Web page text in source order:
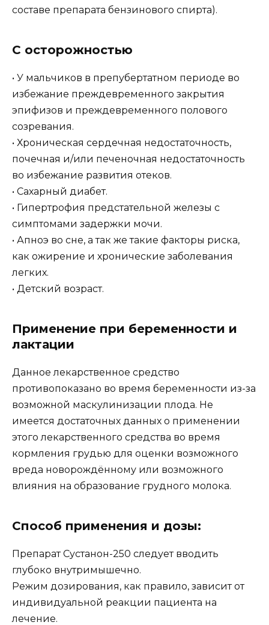
составе препарата бензинового спирта).
С осторожностью
• У мальчиков в препубертатном периоде во
избежание преждевременного закрытия
эпифизов и преждевременного полового
созревания.
• Хроническая сердечная недостаточность,
почечная и/или печеночная недостаточность
во избежание развития отеков.
• Сахарный диабет.
• Гипертрофия предстательной железы с
симптомами задержки мочи.
• Апноэ во сне, а так же такие факторы риска,
как ожирение и хронические заболевания
легких.
• Детский возраст.
Применение при беременности и
лактации
Данное лекарственное средство
противопоказано во время беременности из-за
возможной маскулинизации плода. Не
имеется достаточных данных о применении
этого лекарственного средства во время
кормления грудью для оценки возможного
вреда новорождённому или возможного
влияния на образование грудного молока.
Способ применения и дозы:
Препарат Сустанон-250 следует вводить
глубоко внутримышечно.
Режим дозирования, как правило, зависит от
индивидуальной реакции пациента на
лечение.